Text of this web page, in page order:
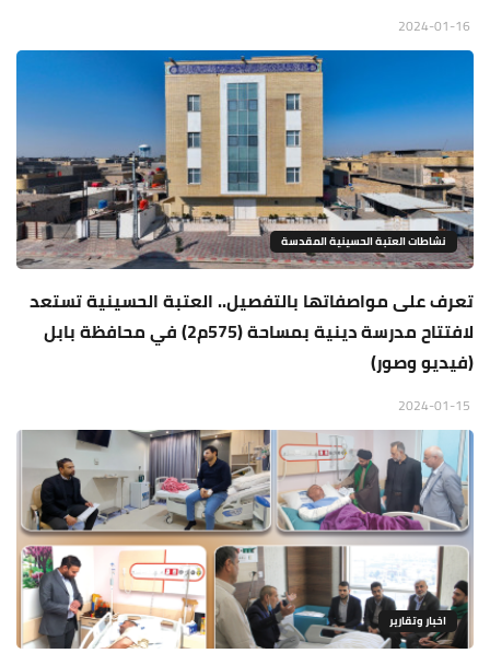
نشاطات العتبة الحسينية المقدسة
تعرف على مواصفاتها بالتفصيل.. العتبة الحسينية تستعد
لافتتاح مدرسة دينية بمساحة (575م2) في محافظة بابل
(فيديو وصور)
اخبار وتقارير